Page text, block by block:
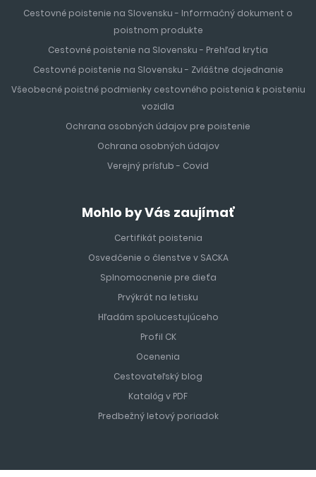
Cestovné poistenie na Slovensku - Informačný dokument o
poistnom produkte
Cestovné poistenie na Slovensku - Prehľad krytia
Cestovné poistenie na Slovensku - Zvláštne dojednanie
Všeobecné poistné podmienky cestovného poistenia k poisteniu
vozidla
Ochrana osobných údajov pre poistenie
Ochrana osobných údajov
Verejný prísľub - Covid
Mohlo by Vás zaujímať
Certifikát poistenia
Osvedčenie o členstve v SACKA
Splnomocnenie pre dieťa
Prvýkrát na letisku
Hľadám spolucestujúceho
Profil CK
Ocenenia
Cestovateľský blog
Katalóg v PDF
Predbežný letový poriadok